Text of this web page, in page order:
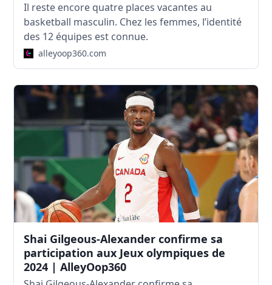
Il reste encore quatre places vacantes au
basketball masculin. Chez les femmes, l’identité
des 12 équipes est connue.
alleyoop360.com
Shai Gilgeous-Alexander confirme sa
participation aux Jeux olympiques de
2024 | AlleyOop360